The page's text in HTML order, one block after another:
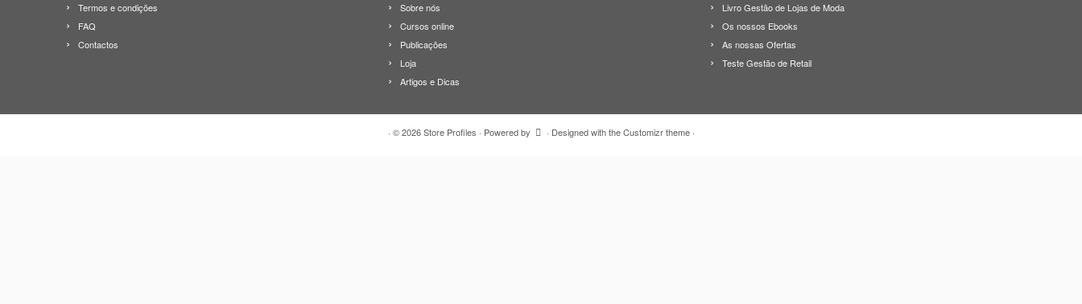
Termos e condições
FAQ
Contactos
Sobre nós
Cursos online
Publicações
Loja
Artigos e Dicas
Livro Gestão de Lojas de Moda
Os nossos Ebooks
As nossas Ofertas
Teste Gestão de Retail
· © 2026 Store Profiles · Powered by · Designed with theCustomizr theme·